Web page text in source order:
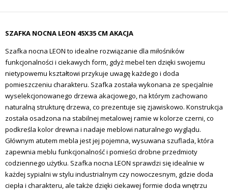
SZAFKA NOCNA LEON 45X35 CM AKACJA
Szafka nocna LEON to idealne rozwiązanie dla miłośników
funkcjonalności i ciekawych form, gdyż mebel ten dzięki swojemu
nietypowemu kształtowi przykuje uwagę każdego i doda
pomieszczeniu charakteru. Szafka została wykonana ze specjalnie
wyselekcjonowanego drzewa akacjowego, na którym zachowano
naturalną strukturę drzewa, co prezentuje się zjawiskowo. Konstrukcja
została osadzona na stabilnej metalowej ramie w kolorze czerni, co
podkreśla kolor drewna i nadaje meblowi naturalnego wyglądu.
Głównym atutem mebla jest jej pojemna, wysuwana szuflada, która
zapewnia meblu funkcjonalność i pomieści drobne przedmioty
codziennego użytku. Szafka nocna LEON sprawdzi się idealnie w
każdej sypialni w stylu industrialnym czy nowoczesnym, gdzie doda
ciepła i charakteru, ale także dzięki ciekawej formie doda wnętrzu